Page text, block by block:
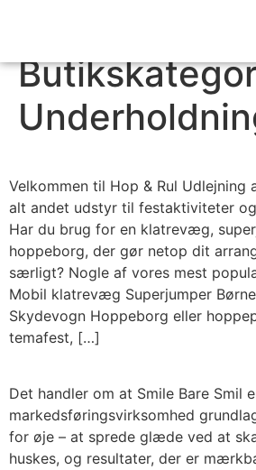
Velkommen til Hop & Rul Udlejning
alt andet udstyr til festaktiviteter
Har du brug for en klatrevæg,
hoppeborg, der gør netop dit
særligt? Nogle af vores mest
Mobil klatrevæg Superjumper
Skydevogn Hoppeborg eller
temafest, […]
Det handler om at Smile Bare Smil
markedsføringsvirksomhed
for øje – at sprede glæde ved at
huskes, og resultater, der er